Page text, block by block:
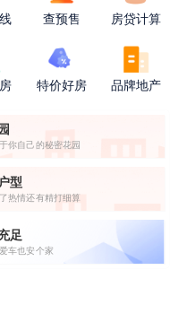
查预售 房贷计算
特价好房 品牌地产
你自己的秘密花园
型
热情还有精打细算
足
车也安个家